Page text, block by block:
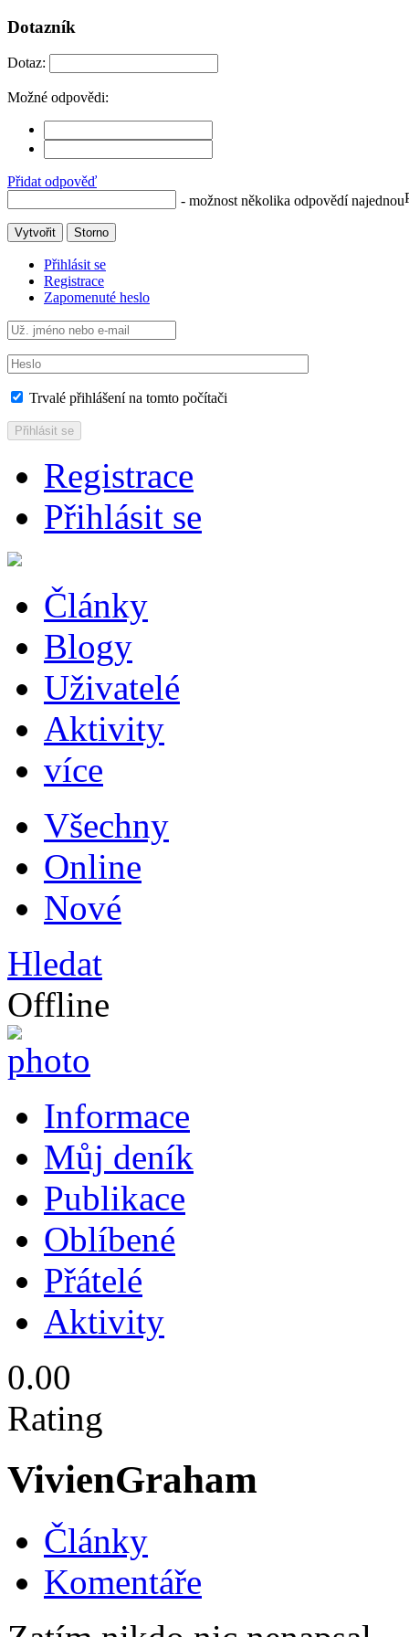
Dotazník
Dotaz:
Možné odpovědi:
Přidat odpověď
- možnost několika odpovědí najednou
Vytvořit Storno
Přihlásit se
Registrace
Zapomenuté heslo
Trvalé přihlášení na tomto počítači
Přihlásit se
Registrace
Přihlásit se
Články
Blogy
Uživatelé
Aktivity
více
Všechny
Online
Nové
Hledat
Offline
Informace
Můj deník
Publikace
Oblíbené
Přátelé
Aktivity
0.00
Rating
VivienGraham
Články
Komentáře